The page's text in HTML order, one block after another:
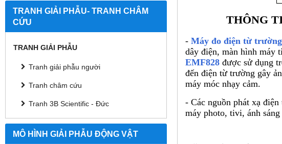
TRANH GIẢI PHẪU- TRANH CHÂM
CỨU
TRANH GIẢI PHẪU
Tranh giải phẫu người
Tranh châm cứu
Tranh 3B Scientific - Đức
MÔ HÌNH GIẢI PHẪU ĐỘNG VẬT
THÔNG
- Máy đo điện từ trường
dây điện, màn hình máy
EMF828 được sử dụng
đến điện từ trường gây
máy móc nhạy cảm.
- Các nguồn phát xạ điện
máy photo, tivi, ánh